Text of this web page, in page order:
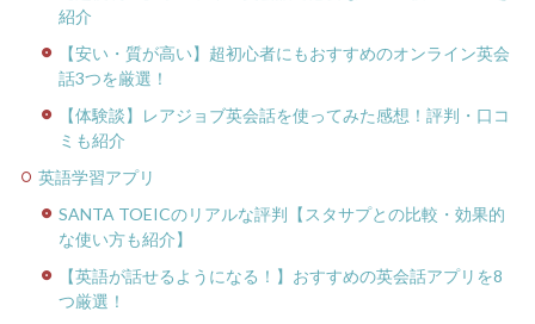
紹介
【安い・質が高い】超初心者にもおすすめのオンライン英会
話3つを厳選！
【体験談】レアジョブ英会話を使ってみた感想！評判・口コ
ミも紹介
英語学習アプリ
SANTA TOEICのリアルな評判【スタサプとの比較・効果的
な使い方も紹介】
【英語が話せるようになる！】おすすめの英会話アプリを8
つ厳選！